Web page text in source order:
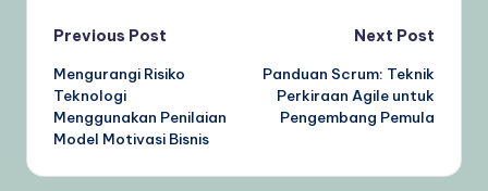
Post
navigation
Previous Post
Mengurangi Risiko
Teknologi
Menggunakan Penilaian
Model Motivasi Bisnis
Next Post
Panduan Scrum: Teknik
Perkiraan Agile untuk
Pengembang Pemula